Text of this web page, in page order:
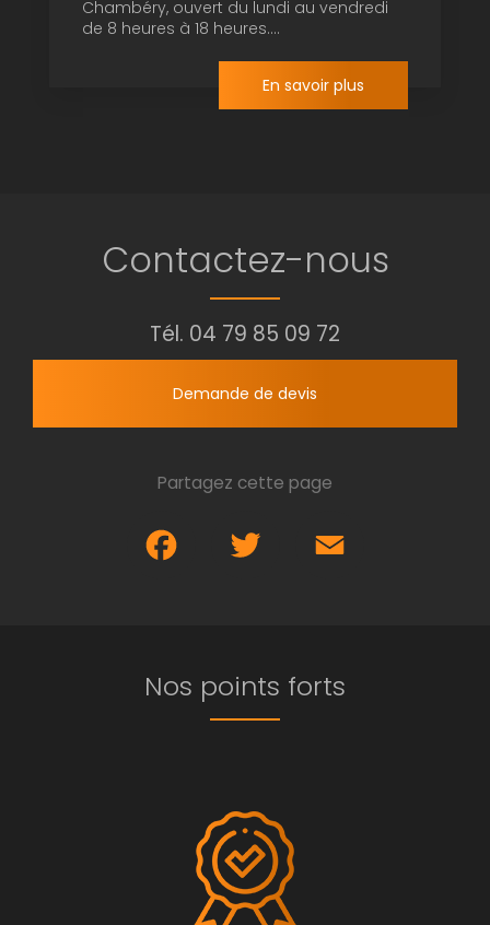
Chambéry, ouvert du lundi au vendredi
de 8 heures à 18 heures....
En savoir plus
Contactez-nous
Tél. 04 79 85 09 72
Demande de devis
Partagez cette page
Nos points forts